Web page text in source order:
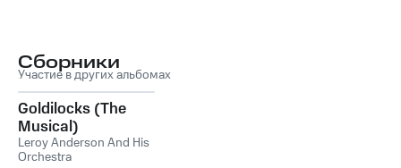
Сборники
Участие в других альбомах
Goldilocks (The
Musical)
Leroy Anderson And His
Orchestra